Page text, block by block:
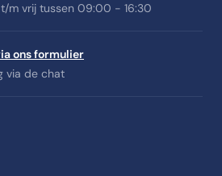
m vrij tussen 09:00 - 16:30
ons formulier
via de chat